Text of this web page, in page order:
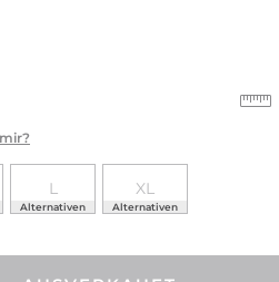
L
Alternativen
XL
Alternativen